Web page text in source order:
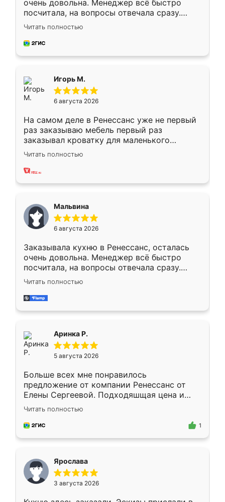
очень довольна. Менеджер всё быстро
посчитала, на вопросы отвечала сразу.
Замерщик приехал в субботу, подошёл к
делу со всей ответственностью. Собрали
за день, ребята работали аккуратно, даже
Читать полностью
Игорь М.
6 августа 2026
На самом деле в Ренессанс уже не первый
раз заказываю мебель первый раз
заказывал кроватку для маленького
ребёнка при его рождении ,во второй раз
заказал шкаф-купе. По качеству очень
хорошее сборка достаточно быстрая,
меньше, здесь же он более разнообразный.
Мне нравится ,если что-то потребуется из
мебели буду заказывать только здесь.
Читать полностью
Мальвина
6 августа 2026
Заказывала кухню в Ренессанс, осталась
очень довольна. Менеджер всё быстро
посчитала, на вопросы отвечала сразу.
Замерщик приехал в субботу, подошёл к
делу со всей ответственностью. Собрали
за день, ребята работали аккуратно, даже
Читать полностью
Аринка Р.
5 августа 2026
Больше всех мне понравилось
предложение от компании Ренессанс от
Елены Сергеевой. Подходяшщая цена и
короткие сроки изготовления. Приехавший
для замера сотрудник Владислав
предложил по моему эскизу самый
Читать полностью
1
Ярослава
3 августа 2026